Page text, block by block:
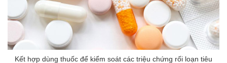
Kết hợp dùng thuốc để kiểm soát các triệu chứng rối loạn tiêu